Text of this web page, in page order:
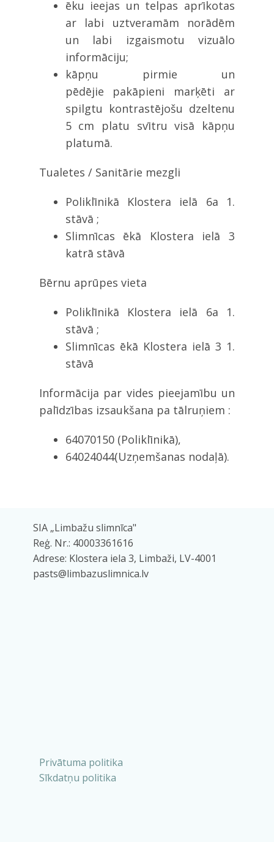
ēku ieejas un telpas aprīkotas
ar labi uztveramām norādēm
un labi izgaismotu vizuālo
informāciju;
kāpņu pirmie un
pēdējie pakāpieni marķēti ar
spilgtu kontrastējošu dzeltenu
5 cm platu svītru visā kāpņu
platumā.
Tualetes / Sanitārie mezgli
Poliklīnikā Klostera ielā 6a 1.
stāvā ;
Slimnīcas ēkā Klostera ielā 3
katrā stāvā
Bērnu aprūpes vieta
Poliklīnikā Klostera ielā 6a 1.
stāvā ;
Slimnīcas ēkā Klostera ielā 3 1.
stāvā
Informācija par vides pieejamību un
palīdzības izsaukšana pa tālruņiem :
64070150 (Poliklīnikā),
64024044(Uzņemšanas nodaļā).
SIA „Limbažu slimnīca"
Reģ. Nr.: 40003361616
Adrese: Klostera iela 3, Limbaži, LV-4001
pasts@limbazuslimnica.lv
Privātuma politika
Sīkdatņu politika